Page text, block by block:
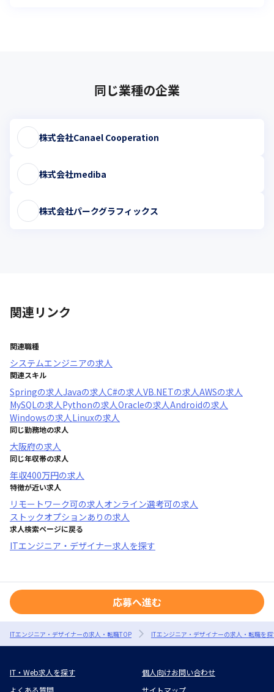
同じ業種の企業
株式会社Canael Cooperation
株式会社mediba
株式会社パークグラフィックス
関連リンク
関連職種
システムエンジニアの求人
関連スキル
Springの求人Javaの求人C#の求人VB.NETの求人AWSの求人
MySQLの求人Pythonの求人Oracleの求人Androidの求人
Windowsの求人Linuxの求人
同じ勤務地の求人
大阪府の求人
同じ年収帯の求人
年収400万円の求人
特徴が近い求人
リモートワーク可の求人オンライン選考可の求人
ストックオプションあり の求人
求人検索ページに戻る
ITエンジニア・デザイナー求人を探す
応募へ進む
ITエンジニア・デザイナーの求人・転職TOP ITエンジニア・デザイナーの求人・転職を
IT・Web求人を探す
個人向けお問い合わせ
よくある質問
サイトマップ